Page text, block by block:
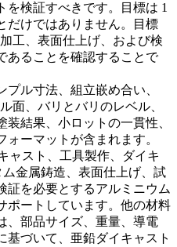
を検証すべきです。目標は 1
だけではありません。目標
工、表面仕上げ、および検
あることを確認することで
ル寸法、組立嵌め合い、
面、バリとバリのレベル、
結果、小ロットの一貫性、
ーマットが含まれます。
ャスト、工具製作、ダイキ
金属鋳造、表面仕上げ、試
証を必要とするアルミニウム
ポートしています。他の材料
、部品サイズ、重量、導電
づいて、 亜鉛ダイキャスト